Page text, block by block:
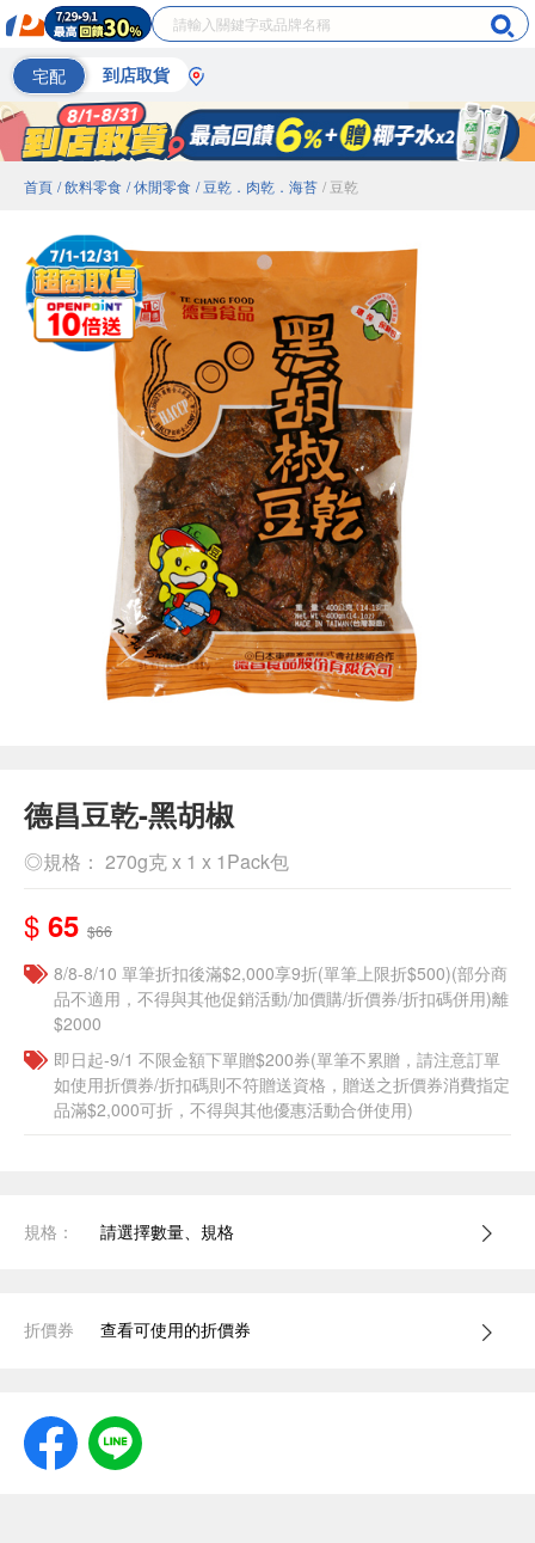
宅配 到店取貨
首頁 / 飲料零食 / 休閒零食 / 豆乾．肉乾．海苔 / 豆乾
德昌豆乾-黑胡椒
◎規格： 270g克 x 1 x 1Pack包
$ 65 $66
8/8-8/10 單筆折扣後滿$2,000享9折(單筆上限折$500)(部分商
品不適用，不得與其他促銷活動/加價購/折價券/折扣碼併用)離
$2000
即日起-9/1 不限金額下單贈$200券(單筆不累贈，請注意訂單
如使用折價券/折扣碼則不符贈送資格，贈送之折價券消費指定
品滿$2,000可折，不得與其他優惠活動合併使用)
規格： 請選擇數量、規格
折價券 查看可使用的折價券